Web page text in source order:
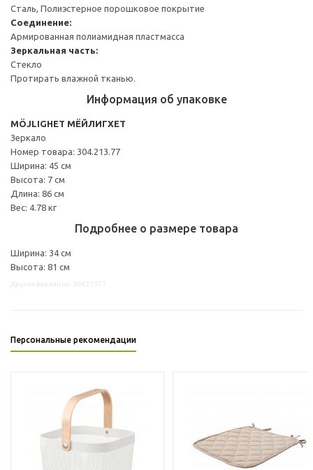
Сталь, Полиэстерное порошковое покрытие
Соединение:
Армированная полиамидная пластмасса
Зеркальная часть:
Стекло
Протирать влажной тканью.
Информация об упаковке
MÖJLIGHET МЁЙЛИГХЕТ
Зеркало
Номер товара: 304.213.77
Ширина: 45 см
Высота: 7 см
Длина: 86 см
Вес: 4.78 кг
Подробнее о размере товара
Ширина: 34 см
Высота: 81 см
Персональные рекомендации